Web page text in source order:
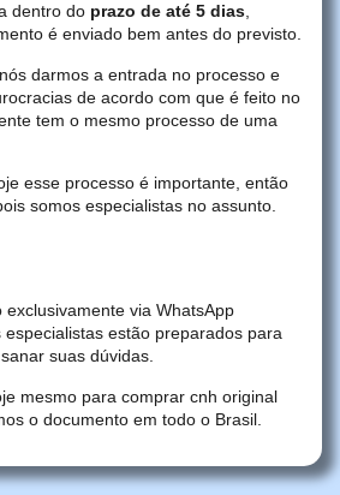
dentro do prazo de até 5 dias,
é enviado bem antes do previsto.
darmos a entrada no processo e
de acordo com que é feito no
tem o mesmo processo de uma
esse processo é importante, então
somos especialistas no assunto.
via WhatsApp
estão preparados para
suas dúvidas.
mesmo para comprar cnh original
o documento em todo o Brasil.